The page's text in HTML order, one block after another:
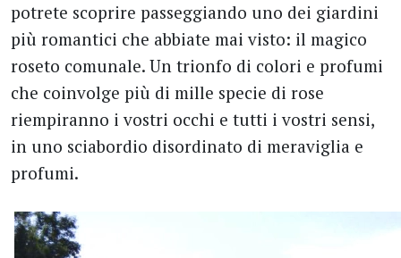
potrete scoprire passeggiando uno dei giardini
più romantici che abbiate mai visto: il magico
roseto comunale. Un trionfo di colori e profumi
che coinvolge più di mille specie di rose
riempiranno i vostri occhi e tutti i vostri sensi,
in uno sciabordio disordinato di meraviglia e
profumi.